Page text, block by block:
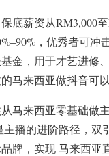
底薪资从RM3,000
，优秀者可冲
金，用于才艺进修
马来西亚做抖音可
马来西亚零基础做
播的进阶路径，双
牌，实现 马来西亚